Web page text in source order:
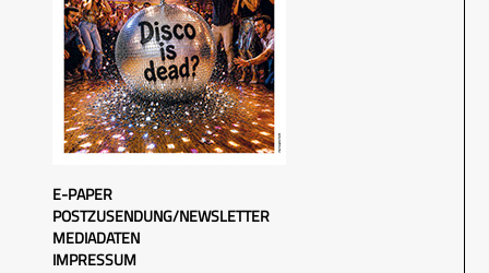
E-PAPER
POSTZUSENDUNG/NEWSLETTER
MEDIADATEN
IMPRESSUM